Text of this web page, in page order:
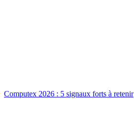
Computex 2026 : 5 signaux forts à retenir